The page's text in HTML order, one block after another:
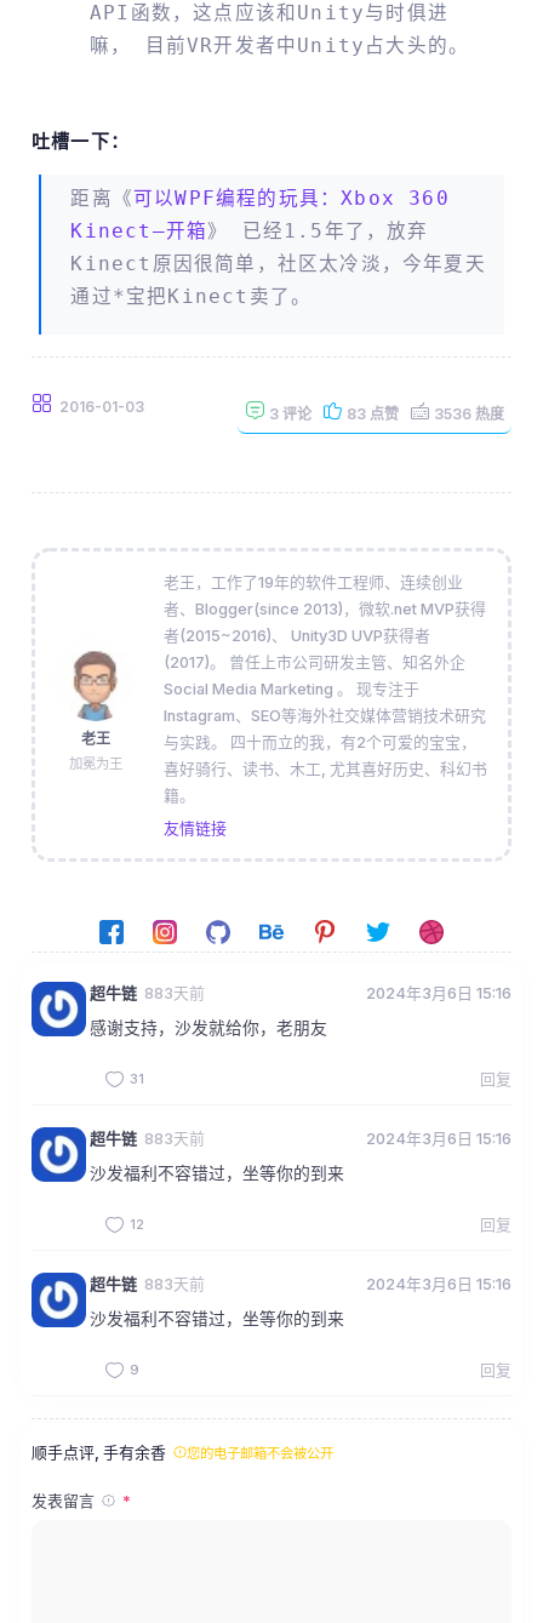
API函数，这点应该和Unity与时俱进
嘛， 目前VR开发者中Unity占大头的。
吐槽一下：
距离《可以WPF编程的玩具：Xbox 360
Kinect–开箱》 已经1.5年了，放弃
Kinect原因很简单，社区太冷淡，今年夏天
通过*宝把Kinect卖了。
2016-01-03 3 评论 83 点赞 3536 热度
老王
加冕为王
老王，工作了19年的软件工程师、连续创业
者、Blogger(since 2013)，微软.net MVP获得
者(2015~2016)、 Unity3D UVP获得者
(2017)。 曾任上市公司研发主管、知名外企
Social Media Marketing 。 现专注于
Instagram、SEO等海外社交媒体营销技术研究
与实践。 四十而立的我，有2个可爱的宝宝，
喜好骑行、读书、木工, 尤其喜好历史、科幻书
籍。
友情链接
超牛链 883天前 2024年3月6日 15:16
感谢支持，沙发就给你，老朋友
31 回复
超牛链 883天前 2024年3月6日 15:16
沙发福利不容错过，坐等你的到来
12 回复
超牛链 883天前 2024年3月6日 15:16
沙发福利不容错过，坐等你的到来
9 回复
顺手点评, 手有余香 您的电子邮箱不会被公开
发表留言